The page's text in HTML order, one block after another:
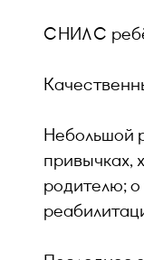
СНИЛС
Небольшой
привычках,
родителю;